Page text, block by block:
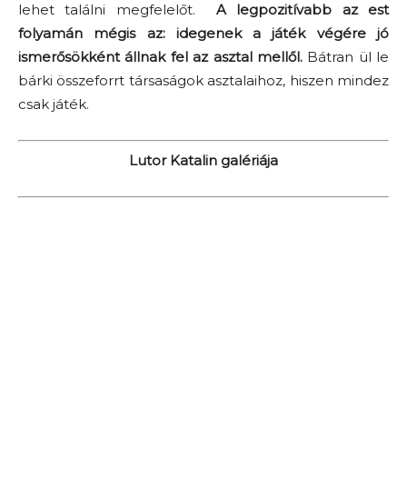
lehet találni megfelelőt. A legpozitívabb az est
folyamán mégis az: idegenek a játék végére jó
ismerősökként állnak fel az asztal mellől.Bátran ül le
bárki összeforrt társaságok asztalaihoz, hiszen mindez
csak játék.
Lutor Katalin galériája